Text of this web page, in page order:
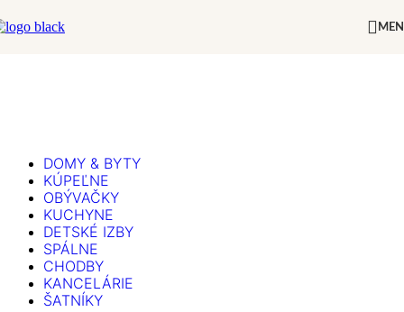
DOMY & BYTY
KÚPEĽNE
OBÝVAČKY
KUCHYNE
DETSKÉ IZBY
SPÁLNE
CHODBY
KANCELÁRIE
ŠATNÍKY